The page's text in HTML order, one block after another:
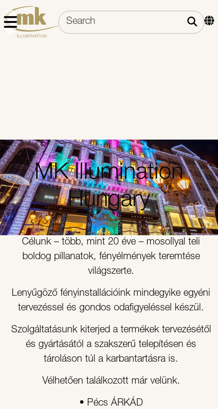
MK Illumination
Hungary
Célunk – több, mint 20 éve – mosollyal teli
boldog pillanatok, fényélmények teremtése
világszerte.
Lenyűgöző fényinstallációink mindegyike egyéni
tervezéssel és gondos odafigyeléssel készül.
Szolgáltatásunk kiterjed a termékek tervezésétől
és gyártásától a szakszerű telepítésen és
tároláson túl a karbantartásra is.
Vélhetően találkozott már velünk.
• Pécs ÁRKÁD